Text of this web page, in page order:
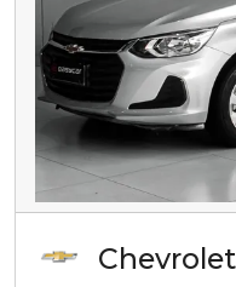
Chevrolet